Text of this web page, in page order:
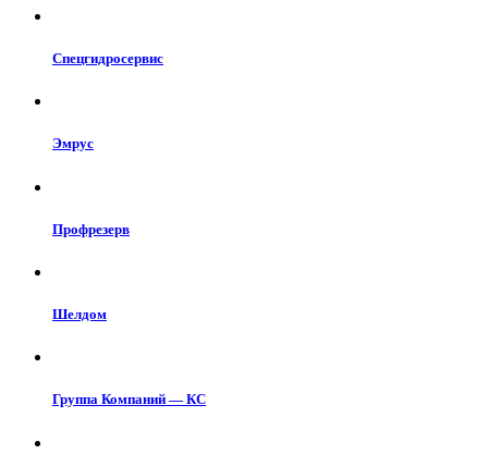
Cпецгидросервис
Эмрус
Профрезерв
Шелдом
Группа Компаний — КС